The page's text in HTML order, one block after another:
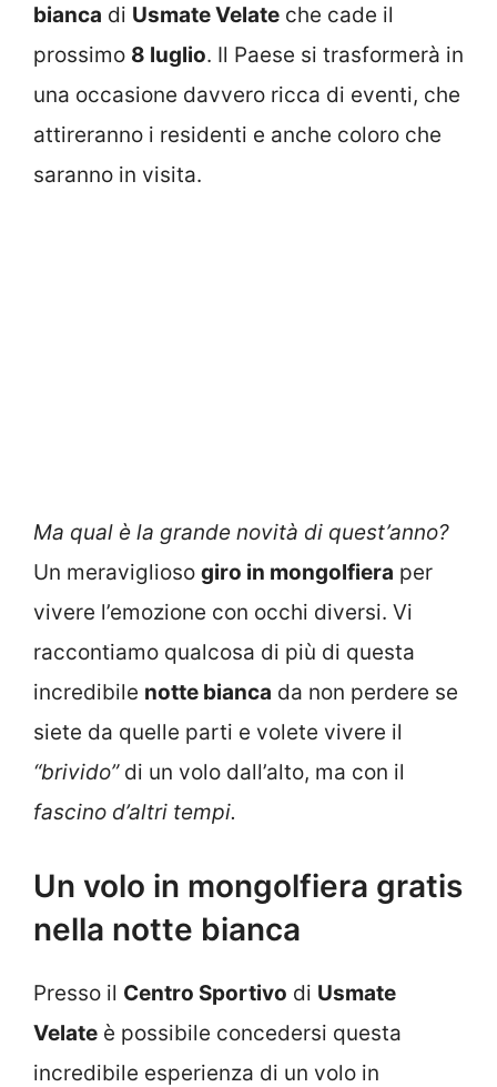
bianca di Usmate Velate che cade il
prossimo 8 luglio. Il Paese si trasformerà in
una occasione davvero ricca di eventi, che
attireranno i residenti e anche coloro che
saranno in visita.
Ma qual è la grande novità di quest’anno?
Un meraviglioso giro in mongolfiera per
vivere l’emozione con occhi diversi. Vi
raccontiamo qualcosa di più di questa
incredibile notte bianca da non perdere se
siete da quelle parti e volete vivere il
“brivido”di un volo dall’alto, ma con il
fascino d’altri tempi.
Un volo in mongolfiera gratis
nella notte bianca
Presso il Centro Sportivo di Usmate
Velate è possibile concedersi questa
incredibile esperienza di un volo in